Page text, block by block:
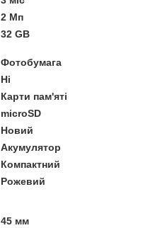
2 Мп
32 GB
Фотобумага
Ні
Карти пам'яті
microSD
Новий
Акумулятор
Компактний
Рожевий
45 мм